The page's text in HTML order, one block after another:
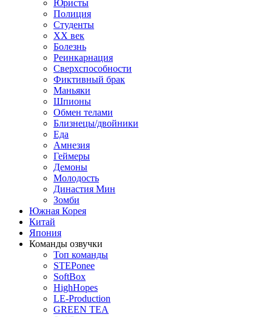
Юристы
Полиция
Студенты
ХХ век
Болезнь
Реинкарнация
Сверхспособности
Фиктивный брак
Маньяки
Шпионы
Обмен телами
Близнецы/двойники
Еда
Амнезия
Геймеры
Демоны
Молодость
Династия Мин
Зомби
Южная Корея
Китай
Япония
Команды озвучки
Топ команды
STEPonee
SoftBox
HighHopes
LE-Production
GREEN TEA